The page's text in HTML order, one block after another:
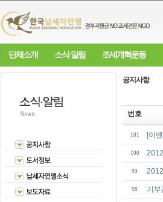
단체소개 소식·알림 조세개혁운동
공지사항
번호
101 [이
100
99
98 기